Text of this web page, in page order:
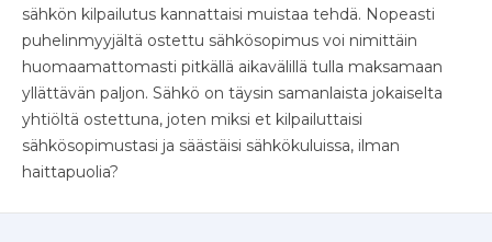
sähkön kilpailutus kannattaisi muistaa tehdä. Nopeasti
puhelinmyyjältä ostettu sähkösopimus voi nimittäin
huomaamattomasti pitkällä aikavälillä tulla maksamaan
yllättävän paljon. Sähkö on täysin samanlaista jokaiselta
yhtiöltä ostettuna, joten miksi et kilpailuttaisi
sähkösopimustasi ja säästäisi sähkökuluissa, ilman
haittapuolia?